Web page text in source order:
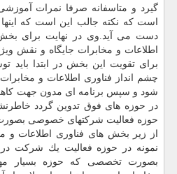
گیرد و متاسفانه صرفا نمرات
است كه نكته جالب این است كه
دست می آید.وی در نهایت برای
اطلاعات و مخابرات جایگاه و نقش
برای تقویت این بخش در ابتدا باید
شود و سپس برنامه ای مدون جهت
در حوزه های فوق تدوین گردد
حوزه فعالیت شركتهای خصوصی
از زیر بخش های فناوری اطلاعات و
نمونه در حوزه فعالیت یك شركت
بصورت تخصصی كه حوزه بسیار